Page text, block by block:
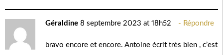
Géraldine 8 septembre 2023 at 18h52 Répondre
bravo encore et encore. Antoine écrit très bien , c’est